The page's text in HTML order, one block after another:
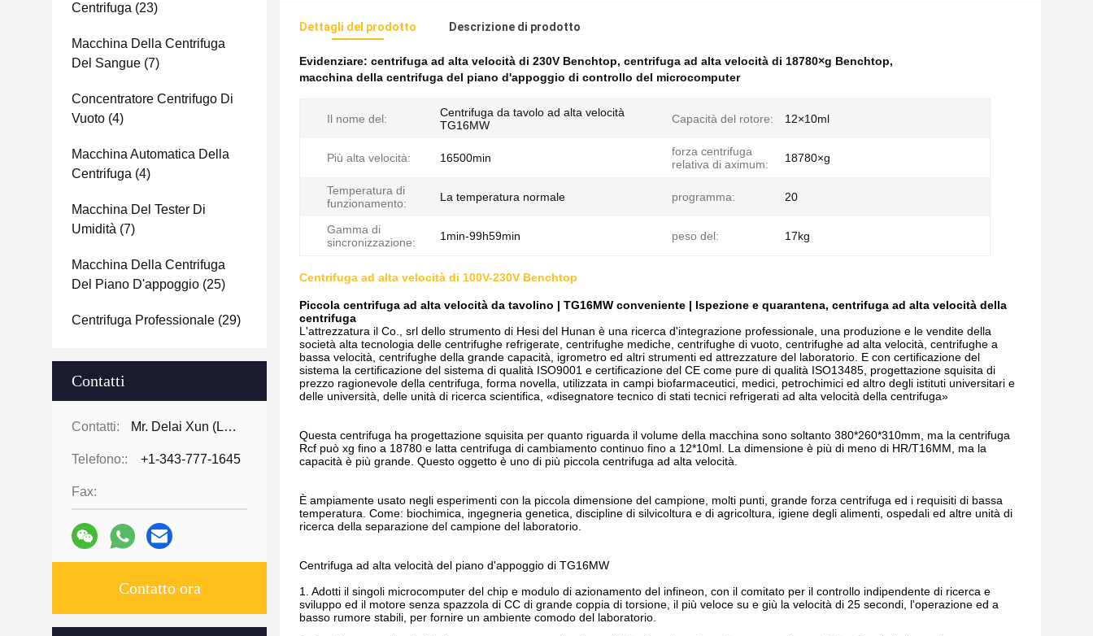
Centrifuga (23)
Macchina Della Centrifuga
Del Sangue (7)
Concentratore Centrifugo Di
Vuoto (4)
Macchina Automatica Della
Centrifuga (4)
Macchina Del Tester Di
Umidità (7)
Macchina Della Centrifuga
Del Piano D'appoggio (25)
Centrifuga Professionale (29)
Contatti
Contatti: Mr. Delai Xun (Leo)
Telefono:: +1-343-777-1645
Fax:
Contatto ora
Dettagli del prodotto Descrizione di prodotto
Evidenziare: centrifuga ad alta velocità di 230V Benchtop, centrifuga ad alta velocità di 18780×g Benchtop,
macchina della centrifuga del piano d'appoggio di controllo del microcomputer
Il nome del:
Centrifuga da tavolo ad alta velocità
TG16MW
Capacità del rotore: 12×10ml
Più alta velocità: 16500min
forza centrifuga
relativa di aximum:
18780×g
Temperatura di
funzionamento:
La temperatura normale programma: 20
Gamma di
sincronizzazione:
1min-99h59min peso del: 17kg
Centrifuga ad alta velocità di 100V-230V Benchtop
Piccola centrifuga ad alta velocità da tavolino | TG16MW conveniente | Ispezione e quarantena, centrifuga ad alta velocità della
centrifuga
L'attrezzatura il Co., srl dello strumento di Hesi del Hunan è una ricerca d'integrazione professionale, una produzione e le vendite della
società alta tecnologia delle centrifughe refrigerate, centrifughe mediche, centrifughe di vuoto, centrifughe ad alta velocità, centrifughe a
bassa velocità, centrifughe della grande capacità, igrometro ed altri strumenti ed attrezzature del laboratorio. E con certificazione del
sistema la certificazione del sistema di qualità ISO9001 e certificazione del CE come pure di qualità ISO13485, progettazione squisita di
prezzo ragionevole della centrifuga, forma novella, utilizzata in campi biofarmaceutici, medici, petrochimici ed altro degli istituti universitari e
delle università, delle unità di ricerca scientifica, «disegnatore tecnico di stati tecnici refrigerati ad alta velocità della centrifuga»
Questa centrifuga ha progettazione squisita per quanto riguarda il volume della macchina sono soltanto 380*260*310mm, ma la centrifuga
Rcf può xg fino a 18780 e latta centrifuga di cambiamento continuo fino a 12*10ml. La dimensione è più di meno di HR/T16MM, ma la
capacità è più grande. Questo oggetto è uno di più piccola centrifuga ad alta velocità.
È ampiamente usato negli esperimenti con la piccola dimensione del campione, molti punti, grande forza centrifuga ed i requisiti di bassa
temperatura. Come: biochimica, ingegneria genetica, discipline di silvicoltura e di agricoltura, igiene degli alimenti, ospedali ed altre unità di
ricerca della separazione del campione del laboratorio.
Centrifuga ad alta velocità del piano d'appoggio di TG16MW
1. Adotti il singoli microcomputer del chip e modulo di azionamento del infineon, con il comitato per il controllo indipendente di ricerca e
sviluppo ed il motore senza spazzola di CC di grande coppia di torsione, il più veloce su e giù la velocità di 25 secondi, l'operazione ed a
basso rumore stabili, per fornire un ambiente comodo del laboratorio.